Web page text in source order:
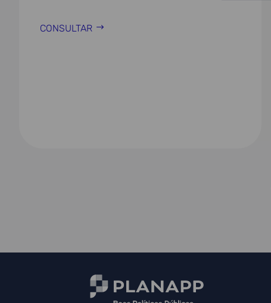
CONSULTAR